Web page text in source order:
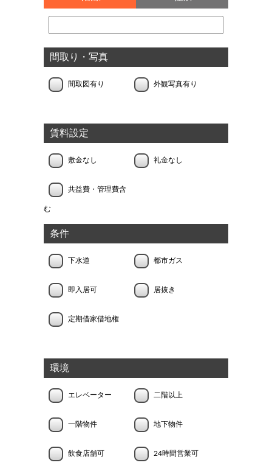
間取り・写真
間取図有り 外観写真有り
賃料設定
敷金なし 礼金なし
共益費・管理費含
む
条件
下水道 都市ガス
即入居可 居抜き
定期借家借地権
環境
エレベーター 二階以上
一階物件 地下物件
飲食店舗可 24時間営業可